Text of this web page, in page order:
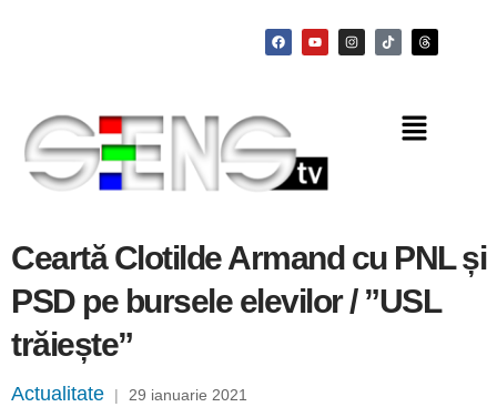
Ceartă Clotilde Armand cu PNL și
PSD pe bursele elevilor / ”USL
trăiește”
Actualitate | 29 ianuarie 2021